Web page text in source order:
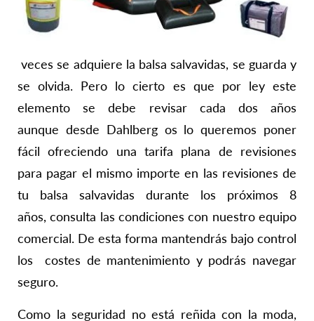
veces se adquiere la balsa salvavidas, se guarda y
se olvida. Pero lo cierto es que por ley este
elemento se debe revisar cada dos años
aunque desde Dahlberg os lo queremos poner
fácil ofreciendo una tarifa plana de revisiones
para pagar el mismo importe en las revisiones de
tu balsa salvavidas durante los próximos 8
años,consulta las condiciones con nuestro equipo
comercial. De esta forma mantendrás bajo control
los costes de mantenimiento y podrás navegar
seguro.
Como la seguridad no está reñida con la moda,